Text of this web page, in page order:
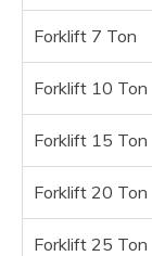
Forklift 7 Ton
Forklift 10 Ton
Forklift 15 Ton
Forklift 20 Ton
Forklift 25 Ton